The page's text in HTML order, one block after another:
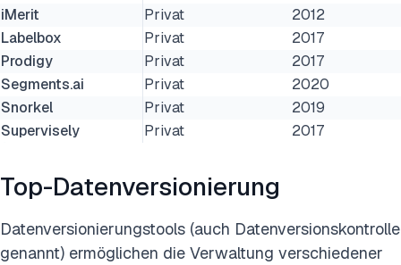
iMerit
Privat
2012
Labelbox
Privat
2017
Prodigy
Privat
2017
Segments.ai
Privat
2020
Snorkel
Privat
2019
Supervisely
Privat 2017
Top-Datenversionierung
Datenversionierungstools (auch Datenversionskontrolle
genannt) ermöglichen die Verwaltung verschiedener